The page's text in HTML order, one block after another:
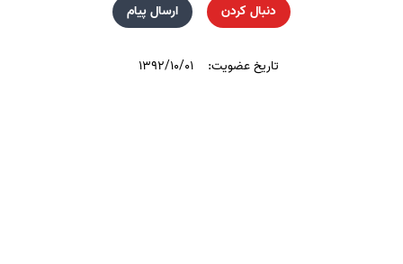
دنبال کردن ارسال پیام
تاریخ عضویت: ۱۳۹۲/۱۰/۰۱